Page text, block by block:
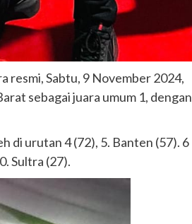
resmi, Sabtu, 9 November 2024,
sebagai juara umum 1, dengan
di urutan 4 (72), 5. Banten (57). 6
Sultra (27).